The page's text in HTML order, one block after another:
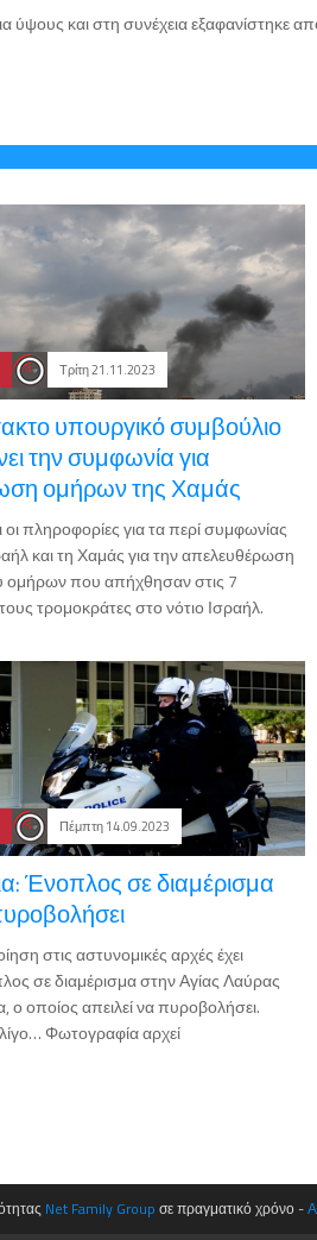
και στη συνέχεια εξαφανίστηκε
Τρίτη 21.11.2023
υπουργικό συμβούλιο
την συμφωνία για
ομήρων της Χαμάς
οι πληροφορίες για τα περί συμφωνίας
και τη Χαμάς για την απελευθέρωση
ομήρων που απήχθησαν στις 7
τρομοκράτες στο νότιο Ισραήλ.
Πέμπτη 14.09.2023
Ένοπλος σε διαμέρισμα
στις αστυνομικές αρχές έχει
σε διαμέρισμα στην Αγίας Λαύρας
οποίος απειλεί να πυροβολήσει.
Φωτογραφία αρχεί
Net Family Group σε πραγματικό χρόνο -